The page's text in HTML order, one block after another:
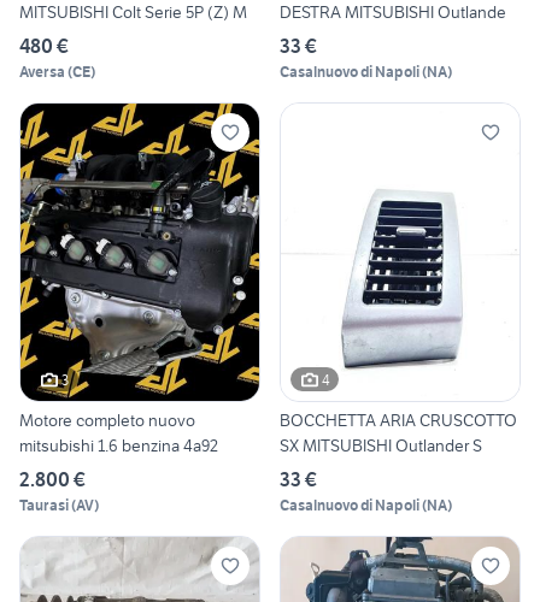
MITSUBISHI Colt Serie 5P (Z) M
480 €
Aversa (CE)
DESTRA MITSUBISHI Outlande
33 €
Casalnuovo di Napoli(NA)
3
Motore completo nuovo
mitsubishi 1.6 benzina 4a92
2.800 €
Taurasi(AV)
4
BOCCHETTA ARIA CRUSCOTTO
SX MITSUBISHI Outlander S
33 €
Casalnuovo di Napoli(NA)